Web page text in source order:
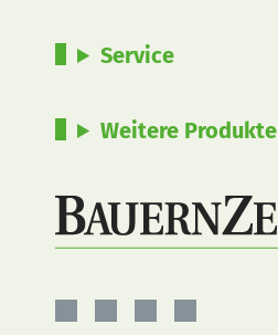
Service
Weitere Produkte